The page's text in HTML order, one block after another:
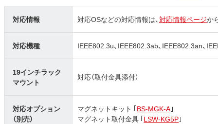
対応情報 対応OSなどの対応情報は、対応情報ページか
対応機種 IEEE802.3u、IEEE802.3ab、IEEE802.3an、
19インチラック
マウント
対応（取付金具添付）
対応オプション
（別売）
マグネットキット ｢BS-MGK-A ｣
マグネット取付金具 ｢LSW-KG5P ｣